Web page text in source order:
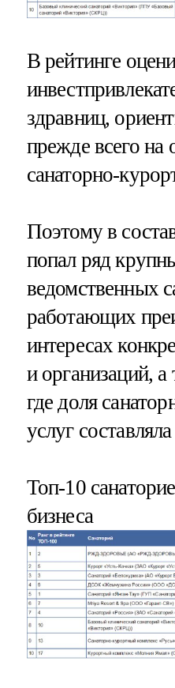
В рейтинге
здравниц,
прежде всего
санаторно-
Поэтому в
попал ряд
ведомственных
работающих
интересах
и организаций,
где доля
услуг
Топ-10
бизнеса